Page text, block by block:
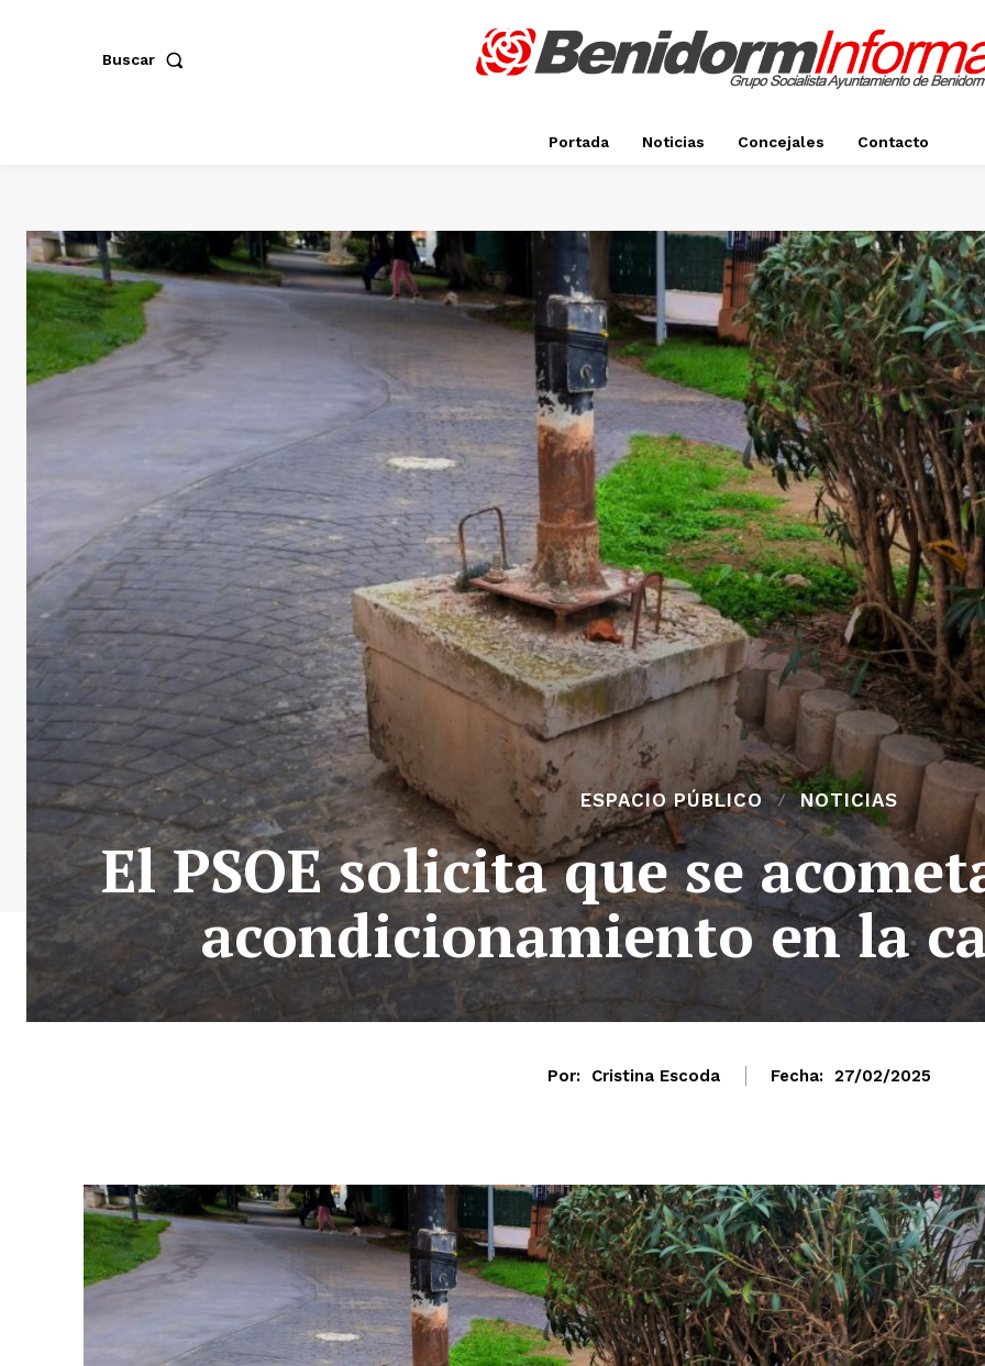
Buscar
Portada Noticias Concejales Contacto
ESPACIO PÚBLICO NOTICIAS
El PSOE solicita que se
acondicionamiento en la
Por: Cristina Escoda Fecha: 27/02/2025